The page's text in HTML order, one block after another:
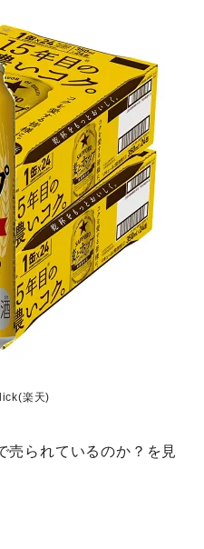
楽天)
売られているのか？を見